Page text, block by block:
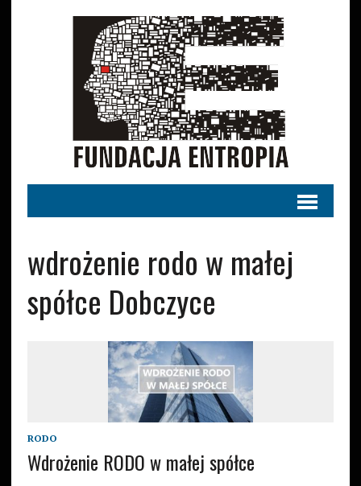
wdrożenie rodo w małej
spółce Dobczyce
RODO
Wdrożenie RODO w małej spółce